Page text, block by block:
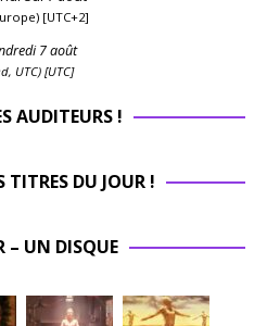
[UTC+2]
7 août
UTC) [UTC]
AUDITEURS !
TITRES DU JOUR !
– UN DISQUE